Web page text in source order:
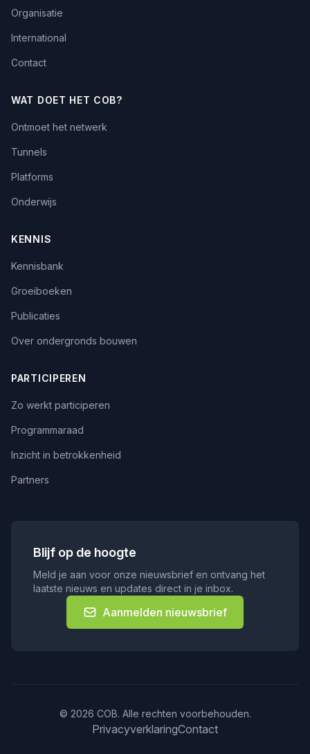
Organisatie
International
Contact
WAT DOET HET COB?
Ontmoet het netwerk
Tunnels
Platforms
Onderwijs
KENNIS
Kennisbank
Groeiboeken
Publicaties
Over ondergronds bouwen
PARTICIPEREN
Zo werkt participeren
Programmaraad
Inzicht in betrokkenheid
Partners
Blijf op de hoogte
Meld je aan voor onze nieuwsbrief en ontvang het
laatste nieuws en updates direct in je inbox.
Aanmelden nieuwsbrief
© 2026 COB. Alle rechten voorbehouden.
PrivacyverklaringContact